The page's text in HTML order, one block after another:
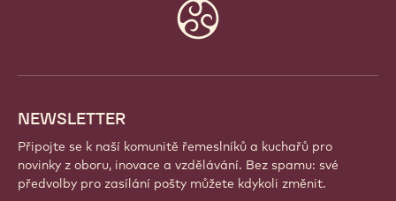
NEWSLETTER
Připojte se k naší komunitě řemeslníků a kuchařů pro
novinky z oboru, inovace a vzdělávání. Bez spamu: své
předvolby pro zasílání pošty můžete kdykoli změnit.